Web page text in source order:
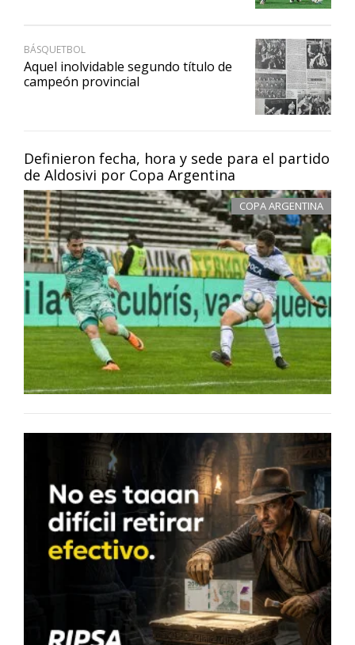
Definieron fecha, hora y sede para el partido
de Aldosivi por Copa Argentina
COPA ARGENTINA
BÁSQUETBOL
Aquel inolvidable segundo título de
campeón provincial